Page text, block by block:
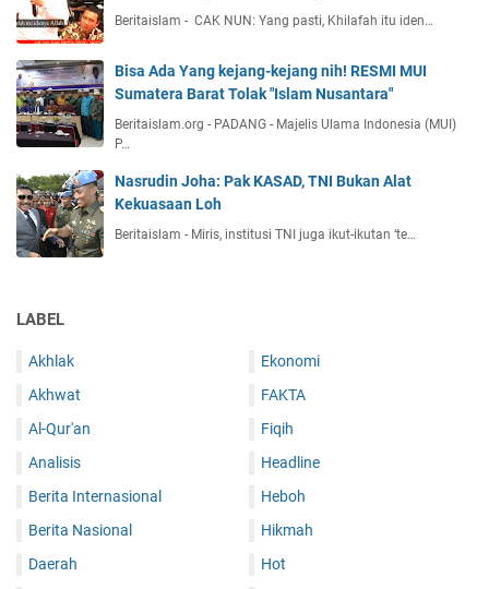
Beritaislam - CAK NUN: Yang pasti, Khilafah itu iden…
Bisa Ada Yang kejang-kejang nih! RESMI MUI
Sumatera Barat Tolak "Islam Nusantara"
Beritaislam.org - PADANG - Majelis Ulama Indonesia (MUI)
P…
Nasrudin Joha: Pak KASAD, TNI Bukan Alat
Kekuasaan Loh
Beritaislam - Miris, institusi TNI juga ikut-ikutan ‘te…
LABEL
Akhlak
Akhwat
Al-Qur'an
Analisis
Berita Internasional
Berita Nasional
Daerah
Ekonomi
FAKTA
Fiqih
Headline
Heboh
Hikmah
Hot